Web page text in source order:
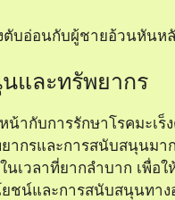
และทรัพยากร
ากับการรักษาโรคมะเร็
ยากรและการสนับสนุนมา
เวลาที่ยากลำบาก เพื่อ
ยชน์และการสนับสนุนทา